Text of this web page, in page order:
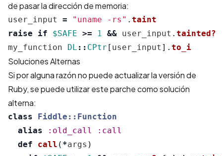
de pasar la dirección de memoria:
user_input = "uname -rs" . taint
raise
if $SAFE >= 1 && user_input . tainted?
my_function
DL :: CPtr [ user_input ]. to_i
Soluciones Alternas
Si por alguna razón no puede actualizar la versión de
Ruby, se puede utilizar este parche como solución
alterna:
class
Fiddle::Function
alias
:old_call
:call
def
call ( *args )